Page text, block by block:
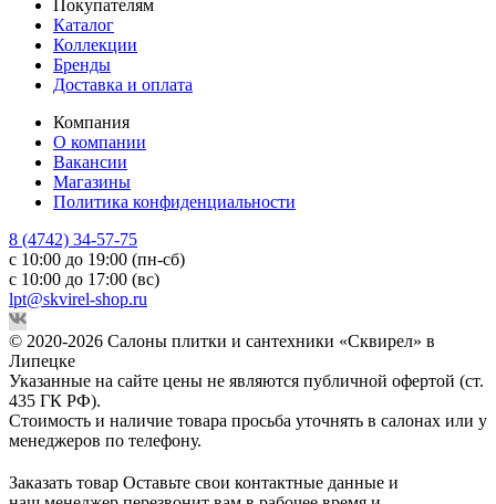
Покупателям
Каталог
Коллекции
Бренды
Доставка и оплата
Компания
О компании
Вакансии
Магазины
Политика конфиденциальности
8 (4742) 34-57-75
с 10:00 до 19:00 (пн-сб)
с 10:00 до 17:00 (вс)
lpt@skvirel-shop.ru
© 2020-2026 Салоны плитки и сантехники «Сквирел» в
Липецке
Указанные на сайте цены не являются публичной офертой (ст.
435 ГК РФ).
Стоимость и наличие товара просьба уточнять в салонах или у
менеджеров по телефону.
Заказать товар Оставьте свои контактные данные и